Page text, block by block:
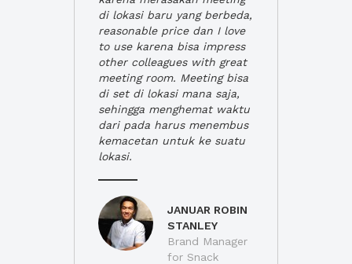
di lokasi baru yang berbeda,
reasonable price dan I love
to use karena bisa impress
other colleagues with great
meeting room. Meeting bisa
di set di lokasi mana saja,
sehingga menghemat waktu
dari pada harus menembus
kemacetan untuk ke suatu
lokasi.
JANUAR ROBIN
STANLEY
Brand Manager
for Snack